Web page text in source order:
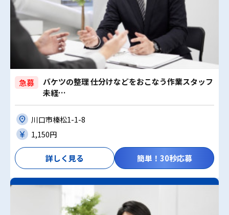
急募
バケツの整理 仕分けなどをおこなう作業スタッフ
未経…
川口市榛松1-1-8
1,150円
詳しく見る 簡単！30秒応募